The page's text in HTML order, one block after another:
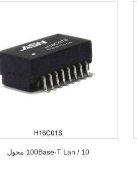
10 / 100Base-T Lan محول